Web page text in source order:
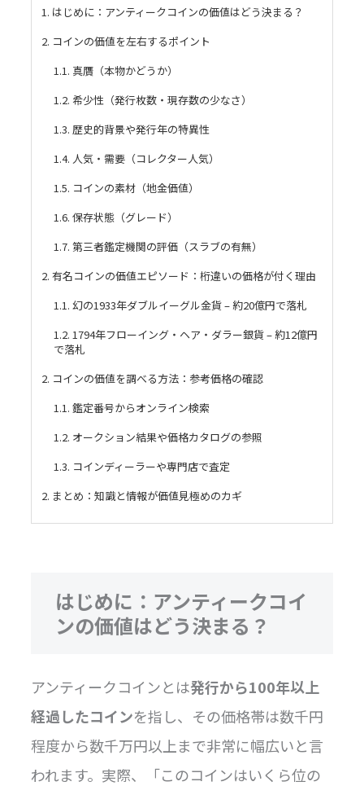
1. はじめに：アンティークコインの価値はどう決まる？
2. コインの価値を左右するポイント
1.1. 真贋（本物かどうか）
1.2. 希少性（発行枚数・現存数の少なさ）
1.3. 歴史的背景や発行年の特異性
1.4. 人気・需要（コレクター人気）
1.5. コインの素材（地金価値）
1.6. 保存状態（グレード）
1.7. 第三者鑑定機関の評価（スラブの有無）
2. 有名コインの価値エピソード：桁違いの価格が付く理由
1.1. 幻の1933年ダブルイーグル金貨 – 約20億円で落札
1.2. 1794年フローイング・ヘア・ダラー銀貨 – 約12億円
で落札
2. コインの価値を調べる方法：参考価格の確認
1.1. 鑑定番号からオンライン検索
1.2. オークション結果や価格カタログの参照
1.3. コインディーラーや専門店で査定
2. まとめ：知識と情報が価値見極めのカギ
はじめに：アンティークコイ
ンの価値はどう決まる？
アンティークコインとは発行から100年以上
経過したコインを指し、その価格帯は数千円
程度から数千万円以上まで非常に幅広いと言
われます。実際、「このコインはいくら位の